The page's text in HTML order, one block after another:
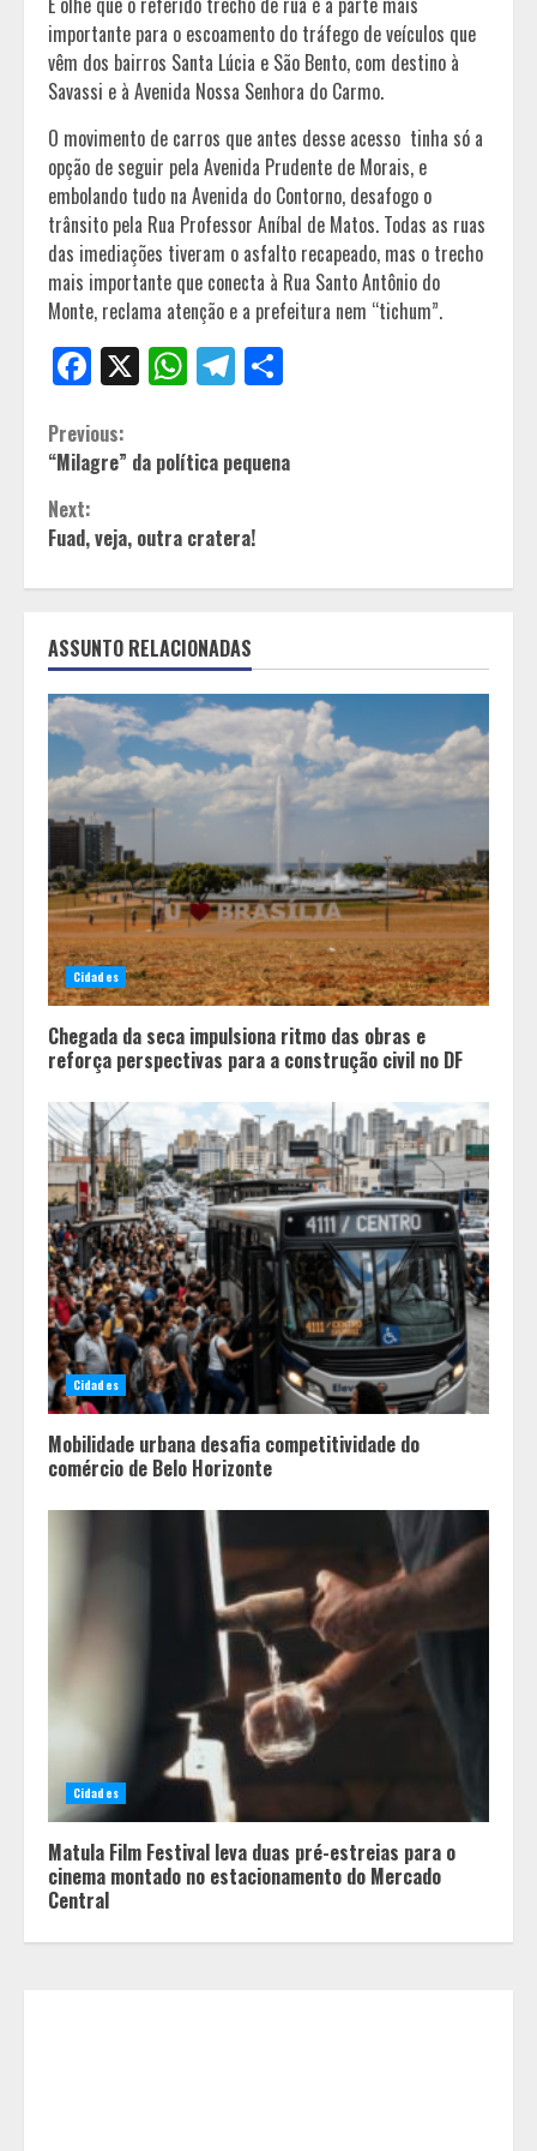
importante para o escoamento do tráfego de veículos que
vêm dos bairros Santa Lúcia e São Bento, com destino à
Savassi e à Avenida Nossa Senhora do Carmo.
O movimento de carros que antes desse acesso tinha só a
opção de seguir pela Avenida Prudente de Morais, e
embolando tudo na Avenida do Contorno, desafogo o
trânsito pela Rua Professor Aníbal de Matos. Todas as ruas
das imediações tiveram o asfalto recapeado, mas o trecho
mais importante que conecta à Rua Santo Antônio do
Monte, reclama atenção e a prefeitura nem “tichum”.
Facebook
X WhatsApp
Telegram
Continue
Reading
Previous:
“Milagre” da política pequena
Next:
Fuad, veja, outra cratera!
ASSUNTO RELACIONADAS
Cidades
Chegada da seca impulsiona ritmo das obras e
reforça perspectivas para a construção civil no DF
Cidades
Mobilidade urbana desafia competitividade do
comércio de Belo Horizonte
Cidades
Matula Film Festival leva duas pré-estreias para o
cinema montado no estacionamento do Mercado
Central
2
Equipe conquista 22 medalhas e
garante 12 vagas para etapas
nacionais em segunda etapa do
JEMG, em Pará de Minas
Grandes marcas, preços baixos e
uma causa que transforma vidas